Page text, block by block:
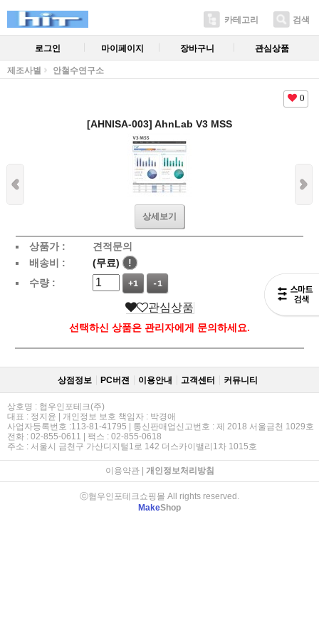
카테고리 검색
로그인 마이페이지 장바구니 관심상품
제조사별 안철수연구소
0
[AHNISA-003] AhnLab V3 MSS
상세보기
상품가 :
견적문의
배송비 :
(무료)
!
수량 :
+1 -1
관심상품
선택하신 상품은 관리자에게 문의하세요.
상점정보 PC버젼 이용안내 고객센터 커뮤니티
상호명 : 협우인포테크(주)
대표 : 정지윤 | 개인정보 보호 책임자 : 박경애
사업자등록번호 :113-81-41795 | 통신판매업신고번호 : 제 2018 서울금천 1029호
전화 : 02-855-0611 | 팩스 : 02-855-0618
주소 : 서울시 금천구 가산디지털1로 142 더스카이밸리1차 1015호
이용약관| 개인정보처리방침
ⓒ협우인포테크쇼핑몰 All rights reserved.
MakeShop